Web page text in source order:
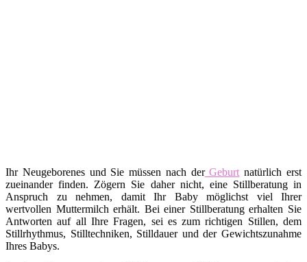
Ihr Neugeborenes und Sie müssen nach derGeburt natürlich erst
zueinander finden. Zögern Sie daher nicht, eine Stillberatung in
Anspruch zu nehmen, damit Ihr Baby möglichst viel Ihrer
wertvollen Muttermilch erhält. Bei einer Stillberatung erhalten Sie
Antworten auf all Ihre Fragen, sei es zum richtigen Stillen, dem
Stillrhythmus, Stilltechniken, Stilldauer und der Gewichtszunahme
Ihres Babys.